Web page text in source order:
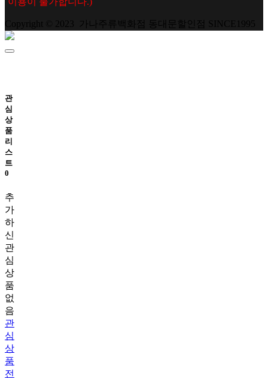
Copyright © 2023 가나주류백화점 동대문할인점 SINCE1995
관
심
상
품
리
스
트
0
추
가
하
신
관
심
상
품
없
음
관
심
상
품
전